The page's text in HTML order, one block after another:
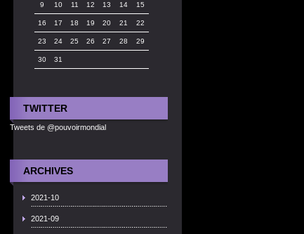
9 10 11 12 13 14 15
16 17 18 19 20 21 22
23 24 25 26 27 28 29
30 31
TWITTER
Tweets de @pouvoirmondial
ARCHIVES
2021-10
2021-09